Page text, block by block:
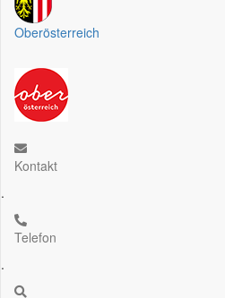
Oberösterreich
Kontakt
.
Telefon
.